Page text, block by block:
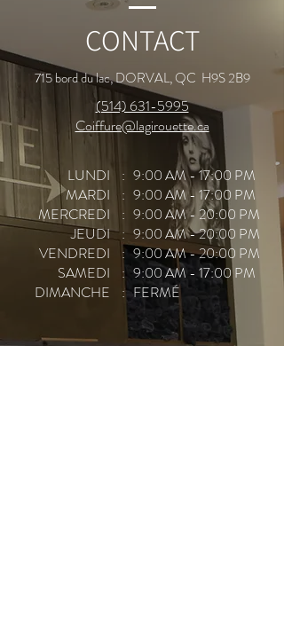
CONTACT
715 bord du lac, DORVAL, QC H9S 2B9
(514) 631-5995
Coiffure@lagirouette.ca
LUNDI
MARDI
MERCREDI
JEUDI
VENDREDI
SAMEDI
DIMANCHE
: 9:00 AM - 17:00 PM
: 9:00 AM - 17:00 PM
: 9:00 AM - 20:00 PM
: 9:00 AM - 20:00 PM
: 9:00 AM - 20:00 PM
: 9:00 AM - 17:00 PM
: FERMÉ